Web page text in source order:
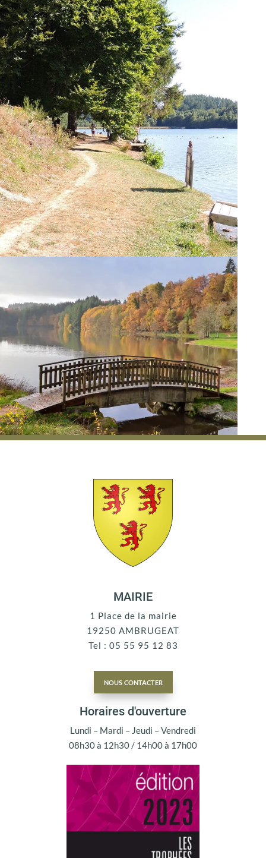
MAIRIE
1 Place de la mairie
19250 AMBRUGEAT
Tel : 05 55 95 12 83
nous contacter
Horaires d'ouverture
Lundi – Mardi – Jeudi – Vendredi
08h30 à 12h30 / 14h00 à 17h00